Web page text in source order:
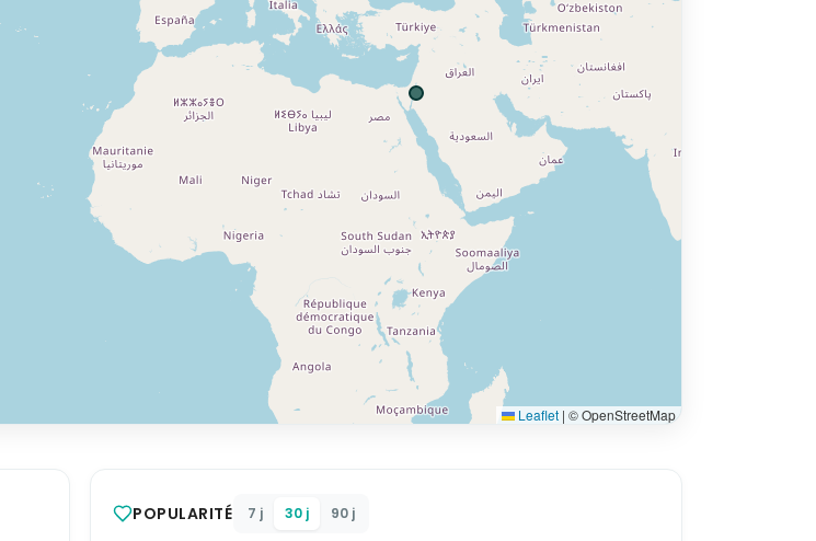
Leaflet | © OpenStreetMap
POPULARITÉ 7 j 30 j 90 j